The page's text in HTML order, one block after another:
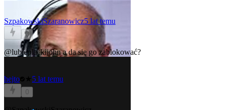
SzpakowskiSzaranowicz5 lat temu
0
@lubieplackijohna da się go zablokować?
hejto 5 lat temu
0